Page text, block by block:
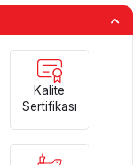
Kalite
Sertifikası